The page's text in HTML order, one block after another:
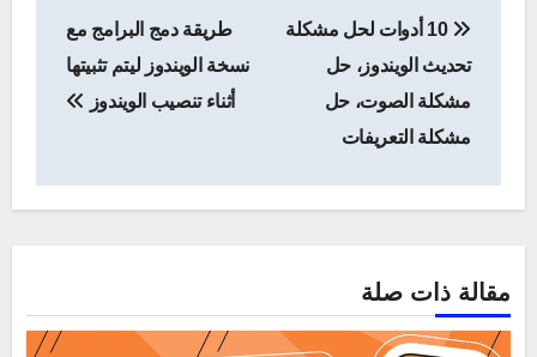
المقالات
10 أدوات لحل مشكلة
تحديث الويندوز، حل
مشكلة الصوت، حل
مشكلة التعريفات
طريقة دمج البرامج مع
نسخة الويندوز ليتم تثبيتها
أثناء تنصيب الويندوز
مقالة ذات صلة